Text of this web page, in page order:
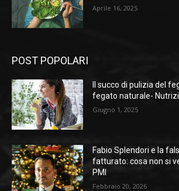
Aprile 16, 2025
POST POPOLARI
Il succo di pulizia del
fegato naturale-
Giugno 1, 2025
Fabio Splendori e la
fatturato: cosa non si
PMI
Febbraio 20, 2026